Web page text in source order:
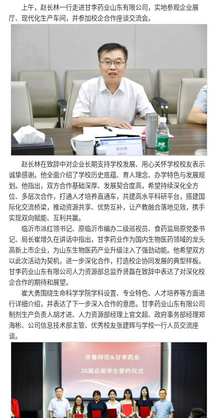
上午，赵长林一行走进甘李药业山东有限公司，实地参观企业展
厅、现代化生产车间，并参加校企合作座谈交流会。
赵长林在致辞中对企业长期支持学校发展、用心关怀学校校友表示
诚挚感谢。他全面介绍了学校历史底蕴、育人理念、办学特色与发展规
划。他指出，双方合作基础深厚、发展契合度高，希望持续深化全方
位、多层次合作，打通人才培养直通车，共建高水平科研平台，搭建国
际化交流桥梁，推动资源共享、优势互补，让产教融合落地见效，携手
实现双向赋能、互利共赢。
临沂市派红领书记、原临沂市编办二级巡视员、食药监局原党委书
记、局长崔增久在讲话中指出，甘李药业作为国内生物医药领域的龙头
高新上市企业，为山东生物医药产业升级注入了强劲动能。他希望双方
以此次活动为契机，进一步深化合作，打造校企协同发展的典型样板。
甘李药业山东有限公司人力资源部总监乔贤磊在致辞中表达了对深化校
企合作的期待和展望。
崔大勇围绕生命科学学院学科设置、专业特色、人才培养等方面进
行详细介绍，并表达了下一步深入合作的意愿。甘李药业山东有限公司
制剂生产负责人胡才进、人力资源部经理上官文超、政府事务部经理郑
海彬、公司信息技术部主管、优秀校友张建辉与学校一行人员交流座
谈。